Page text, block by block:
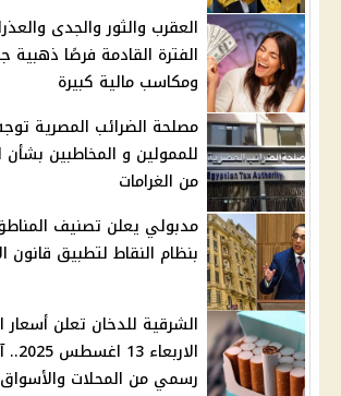
العقرب والثور والجدى
الفترة القادمة فرصًا ذهبية
ومكاسب مالية كبيرة
مصلحة الضرائب المصرية
للممولين و المخاطبين بشأن
من الغرامات
مدبولي يعلن تصنيف
بنظام النقاط لتطبيق قانون
الشرقية للدخان تعلن أسعار
رسمي من المحلات والأسواق